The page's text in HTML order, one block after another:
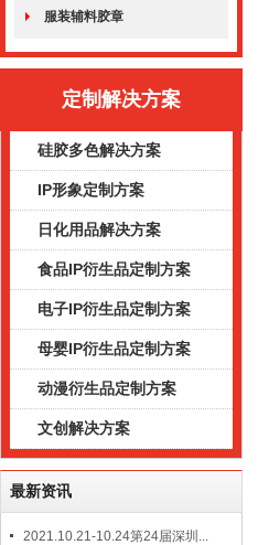
服装辅料胶章
定制解决方案
硅胶多色解决方案
IP形象定制方案
日化用品解决方案
食品IP衍生品定制方案
电子IP衍生品定制方案
母婴IP衍生品定制方案
动漫衍生品定制方案
文创解决方案
最新资讯
2021.10.21-10.24第24届深圳...